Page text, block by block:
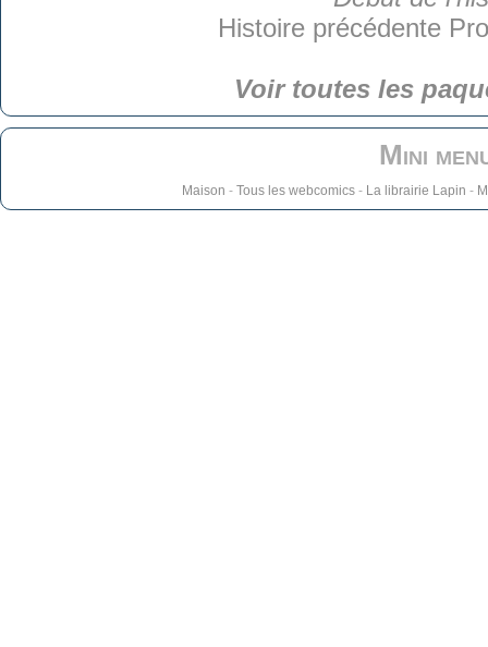
Histoire précédente
Voir toutes les
Mini
Maison - Tous les webcomics- La librairie Lapin -